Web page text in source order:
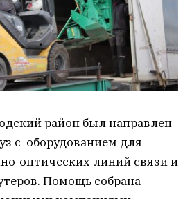
район был направлен
с оборудованием для
оптических линий связи и
Помощь собрана